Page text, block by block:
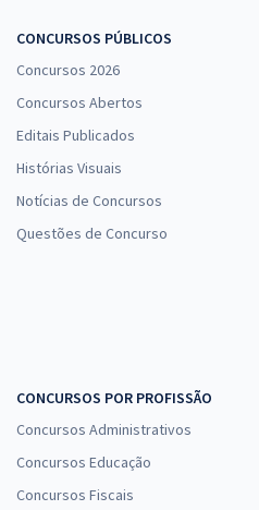
CONCURSOS PÚBLICOS
Concursos 2026
Concursos Abertos
Editais Publicados
Histórias Visuais
Notícias de Concursos
Questões de Concurso
CONCURSOS POR PROFISSÃO
Concursos Administrativos
Concursos Educação
Concursos Fiscais